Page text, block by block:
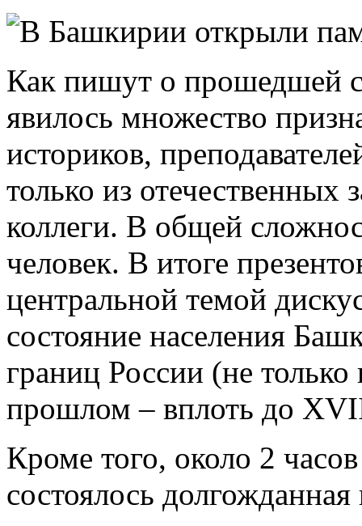
Как пишут о прошедшей
явилось множество
историков,
только из отечественных
коллеги. В общей
человек. В итоге
центральной темой
состояние населения
границ России (не
прошлом – вплоть до
Кроме того, около 2
состоялось